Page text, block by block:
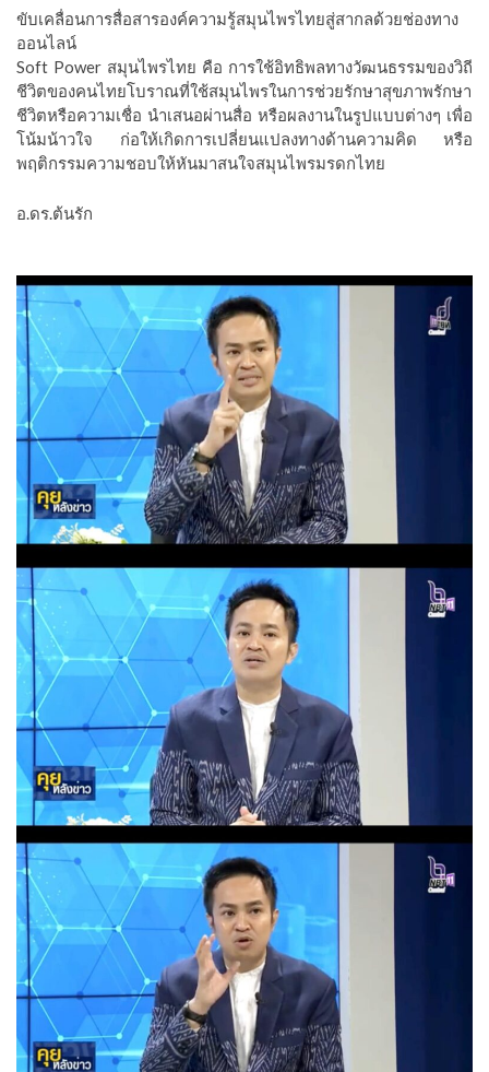
ขับเคลื่อนการสื่อสารองค์ความรู้สมุนไพรไทยสู่สากลด้วยช่องทาง
ออนไลน์
Soft Power สมุนไพรไทย คือ การใช้อิทธิพลทางวัฒนธรรมของวิถี
ชีวิตของคนไทยโบราณที่ใช้สมุนไพรในการช่วยรักษาสุขภาพรักษา
ชีวิตหรือความเชื่อ นำเสนอผ่านสื่อ หรือผลงานในรูปแบบต่างๆ เพื่อ
โน้มน้าวใจ ก่อให้เกิดการเปลี่ยนแปลงทางด้านความคิด หรือ
พฤติกรรมความชอบให้หันมาสนใจสมุนไพรมรดกไทย
อ.ดร.ต้นรัก